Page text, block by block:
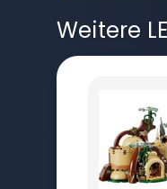
Weitere